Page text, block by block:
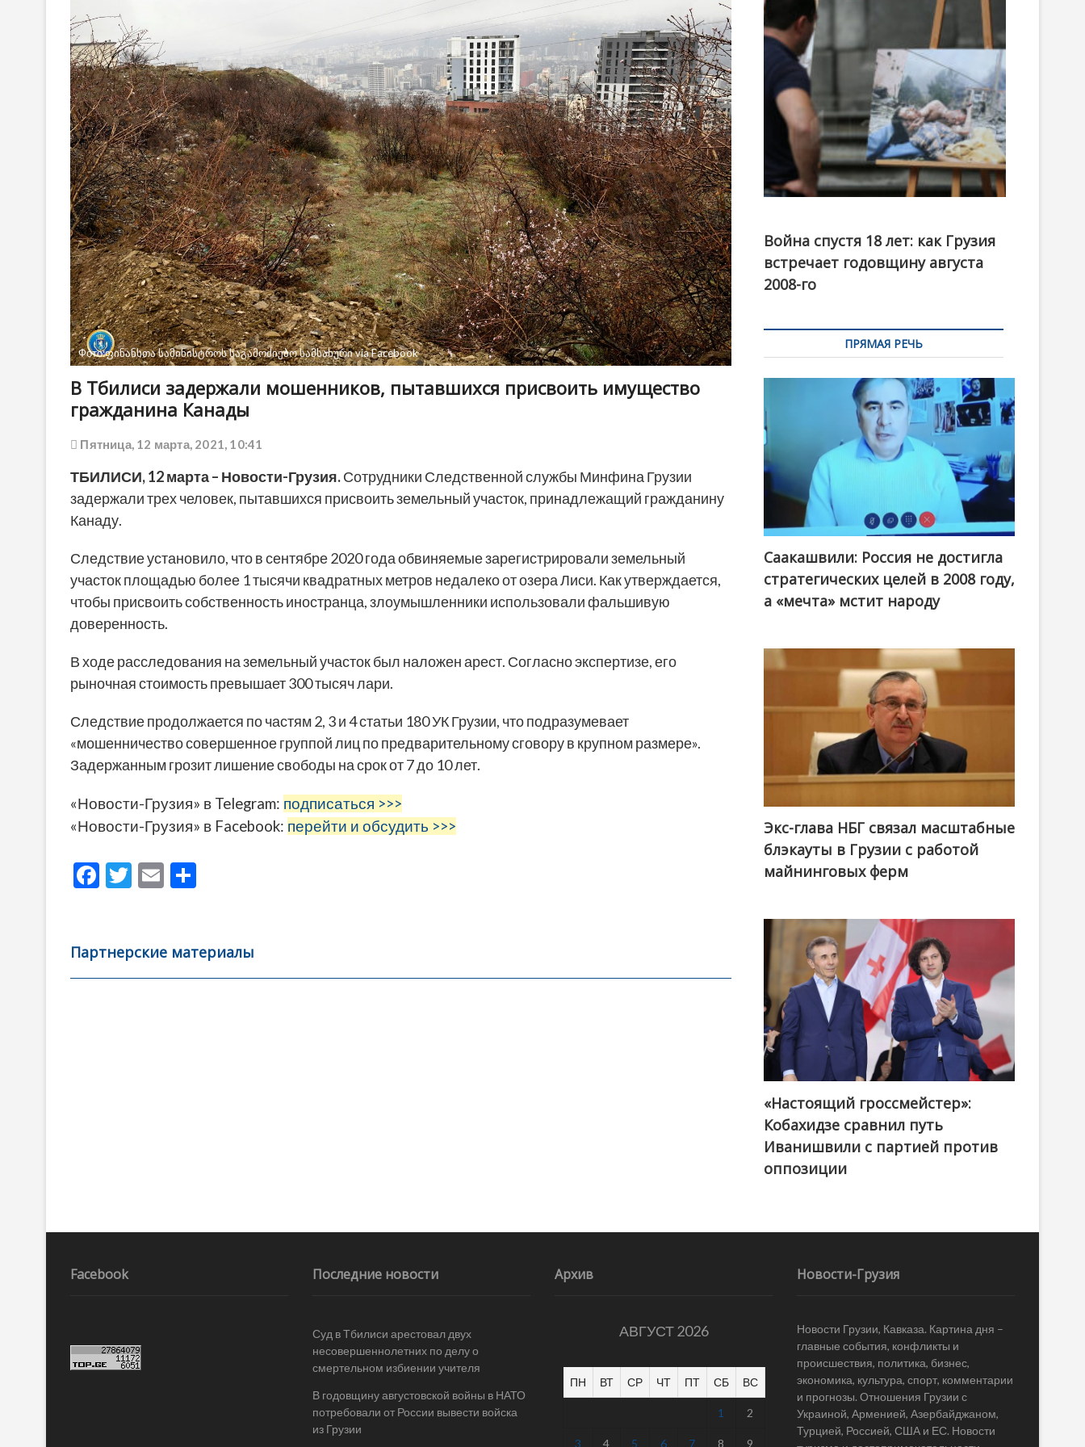
o
n
Фото:ფინანსთა სამინისტროს საგამოძიებო სამსახური via Facebook
В Тбилиси задержали мошенников, пытавшихся присвоить имущество
гражданина Канады
Пятница, 12 марта, 2021, 10:41
ТБИЛИСИ, 12 марта – Новости-Грузия.Сотрудники Следственной службы Минфина Грузии
задержали трех человек, пытавшихся присвоить земельный участок, принадлежащий гражданину
Канаду.
Следствие установило, что в сентябре 2020 года обвиняемые зарегистрировали земельный
участок площадью более 1 тысячи квадратных метров недалеко от озера Лиси. Как утверждается,
чтобы присвоить собственность иностранца, злоумышленники использовали фальшивую
доверенность.
В ходе расследования на земельный участок был наложен арест. Согласно экспертизе, его
рыночная стоимость превышает 300 тысяч лари.
Следствие продолжается по частям 2, 3 и 4 статьи 180 УК Грузии, что подразумевает
«мошенничество совершенное группой лиц по предварительному сговору в крупном размере».
Задержанным грозит лишение свободы на срок от 7 до 10 лет.
«Новости-Грузия» в Telegram: подписаться >>>
«Новости-Грузия» в Facebook: перейти и обсудить >>>
F
b
o
T
er
E
l
а
в
Партнерские материалы
канал
Война спустя 18 лет: как Грузия
встречает годовщину августа
2008-го
ПРЯМАЯ РЕЧЬ
Саакашвили: Россия не достигла
стратегических целей в 2008 году,
а «мечта» мстит народу
Экс-глава НБГ связал масштабные
блэкауты в Грузии с работой
майнинговых ферм
@ქართული ოცნება / Georgian Dream
«Настоящий гроссмейстер»:
Кобахидзе сравнил путь
Иванишвили с партией против
оппозиции
Facebook Последние новости
Суд в Тбилиси арестовал двух
несовершеннолетних по делу о
смертельном избиении учителя
В годовщину августовской войны в НАТО
потребовали от России вывести войска
из Грузии
Архив
АВГУСТ 2026
ПН ВТ СР ЧТ ПТ СБ ВС
1 2
3 4 5 6 7 8 9
Новости-Грузия
Новости Грузии, Кавказа. Картина дня –
главные события, конфликты и
происшествия, политика, бизнес,
экономика, культура, спорт, комментарии
и прогнозы. Отношения Грузии с
Украиной, Арменией, Азербайджаном,
Турцией, Россией, США и ЕС. Новости